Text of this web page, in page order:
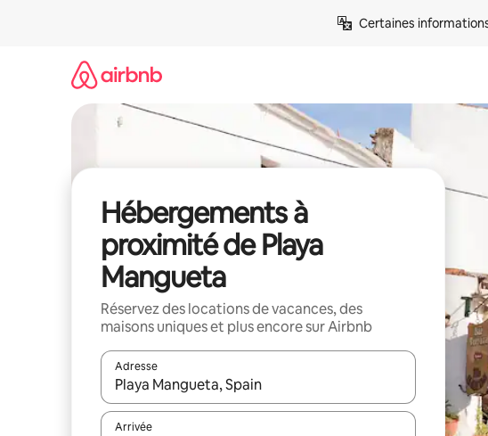
Certaines
Hébergements à
proximité de Playa
Mangueta
Réservez des locations de vacances, des
maisons uniques et plus encore sur Airbnb
Adresse
Lorsque les résultats s'affichent, utilisez les flèches vers le haut
Arrivée